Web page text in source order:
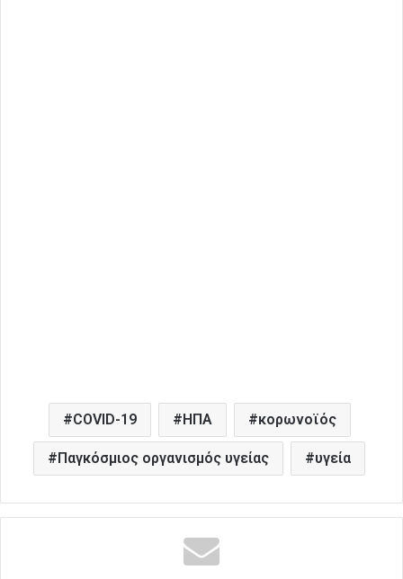
COVID-19 ΗΠΑ κορωνοϊός
Παγκόσμιος οργανισμός υγείας υγεία